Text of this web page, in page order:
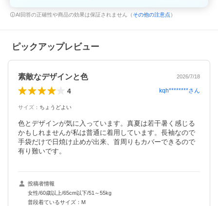
AI回答の正確性や商品の効果は保証されません（ その他の注意点 ）
ピックアップレビュー
素敵なデザインと色 2026/7/18
4 kqh********さん
サイズ ： ちょうどよい
色とデザインが気に入っています。真夏は若干暑く感じる
かもしれませんが私は普通に着用しています。長袖なので
手袋だけで日焼け止めが出来、首周りもカバーできるので
有り難いです。
投稿者情報
女性/60歳以上/65cm以下/51～55kg
普段着ているサイズ：M